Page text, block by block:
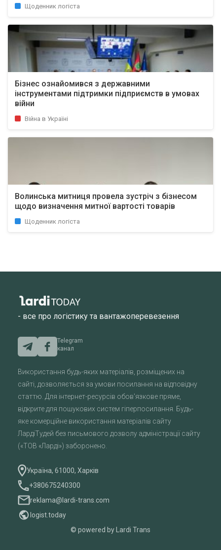
Щоденник логіста
Бізнес ознайомився з державними
інструментами підтримки підприємств в умовах
війни
Війна в Україні
Волинська митниця провела зустріч з бізнесом
щодо визначення митної вартості товарів
Щоденник логіста
- все про логістику та вантажоперевезення
Telegram
канал
Використання будь-яких матеріалів, розміщених на
сайті, дозволяється за умови посилання на відповідну
статтю. Для інтернет-ресурсів обов'язкове пряме,
відкрите для пошукових систем гіперпосилання. Будь-
яке комерційне використання матеріалів сайту
ЛардіТудей без письмового дозволу адміністрації сайту
(«ТОВ «Ларді») заборонено.
Україна, 61000, Харків
+380675240300
reklama@lardi-trans.com
logist.today
© powered by Lardi Trans